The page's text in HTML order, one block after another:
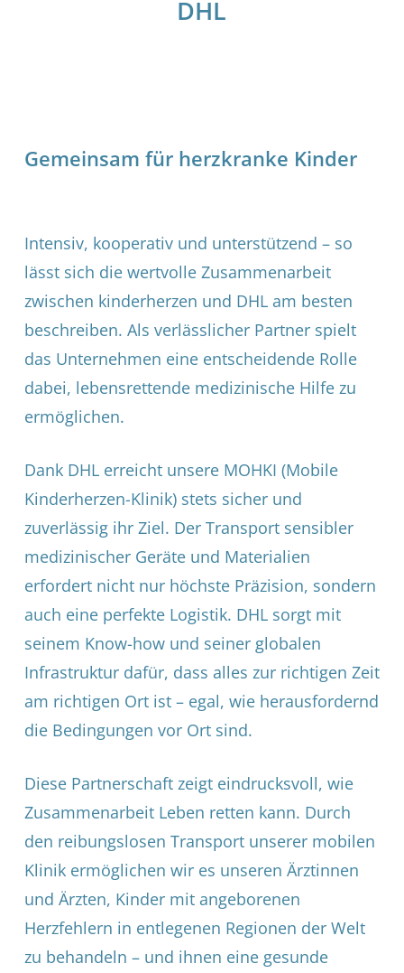
DHL
Gemeinsam für herzkranke Kinder
Intensiv, kooperativ und unterstützend – so
lässt sich die wertvolle Zusammenarbeit
zwischen kinderherzen und DHL am besten
beschreiben. Als verlässlicher Partner spielt
das Unternehmen eine entscheidende Rolle
dabei, lebensrettende medizinische Hilfe zu
ermöglichen.
Dank DHL erreicht unsere MOHKI (Mobile
Kinderherzen-Klinik) stets sicher und
zuverlässig ihr Ziel. Der Transport sensibler
medizinischer Geräte und Materialien
erfordert nicht nur höchste Präzision, sondern
auch eine perfekte Logistik. DHL sorgt mit
seinem Know-how und seiner globalen
Infrastruktur dafür, dass alles zur richtigen Zeit
am richtigen Ort ist – egal, wie herausfordernd
die Bedingungen vor Ort sind.
Diese Partnerschaft zeigt eindrucksvoll, wie
Zusammenarbeit Leben retten kann. Durch
den reibungslosen Transport unserer mobilen
Klinik ermöglichen wir es unseren Ärztinnen
und Ärzten, Kinder mit angeborenen
Herzfehlern in entlegenen Regionen der Welt
zu behandeln – und ihnen eine gesunde